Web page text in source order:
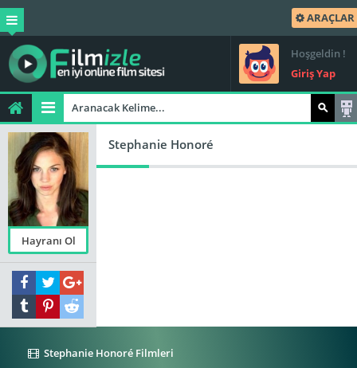
ARAÇLAR
Hoşgeldin !
Giriş Yap
Hayranı Ol
Stephanie Honoré
Stephanie Honoré Filmleri